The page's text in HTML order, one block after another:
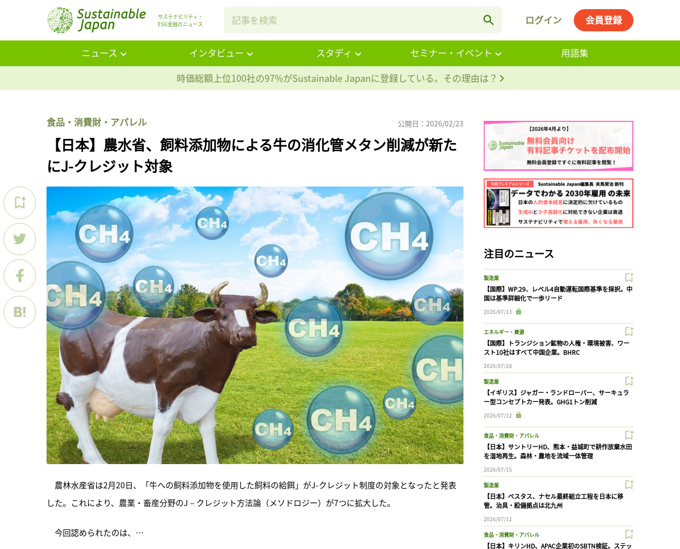
サステナビリティ・
ESG金融のニュース
ログイン 会員登録
ニュース インタビュー スタディ セミナー・イベント
用語集
時価総額上位100社の97%がSustainable Japanに登録している。その理由は？
食品・消費財・アパレル 公開日：2026/02/23
【日本】農水省、飼料添加物による牛の消化管メタン削減が新た
にJ-クレジット対象
農林水産省は2月20日、「牛への飼料添加物を使用した飼料の給餌」がJ-クレジット制度の対象となったと発表
した。これにより、農業・畜産分野のJ－クレジット方法論（メソドロジー）が7つに拡大した。
今回認められたのは、…
注目のニュース
製造業
【国際】WP.29、レベル4自動運転国際基準を採択。中
国は基準詳細化で一歩リード
2026/07/13
エネルギー・資源
【国際】トランジション鉱物の人権・環境被害、ワー
スト10社はすべて中国企業。BHRC
2026/07/28
製造業
【イギリス】ジャガー・ランドローバー、サーキュラ
ー型コンセプトカー発表。GHG1トン削減
2026/07/12
食品・消費財・アパレル
【日本】サントリーHD、熊本・益城町で耕作放棄水田
を湿地再生。森林・農地を流域一体管理
2026/07/15
製造業
【日本】ベスタス、ナセル最終組立工程を日本に移
管。治具・設備拠点は北九州
2026/07/12
食品・消費財・アパレル
【日本】キリンHD、APAC企業初のSBTN検証。ステッ